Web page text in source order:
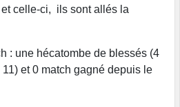
celle-ci, ils sont allés la
: une hécatombe de blessés (4
et 0 match gagné depuis le